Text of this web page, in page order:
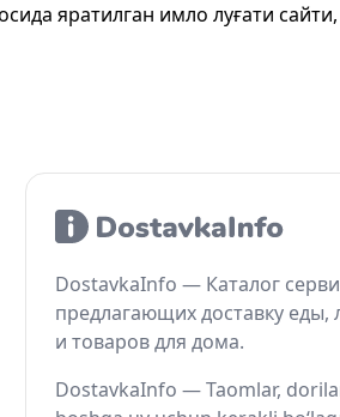
яратилган имло луғати
DostavkaInfo — Каталог
предлагающих доставку еды,
и товаров для дома.
DostavkaInfo — Taomlar,